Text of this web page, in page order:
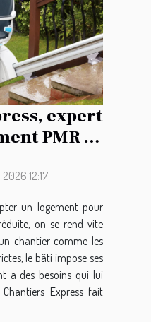
expert
PMR à
12:17
un logement pour
on se rend vite
chantier comme les
le bâti impose ses
a des besoins qui lui
Express fait